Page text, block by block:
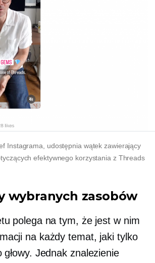
Instagrama, udostępnia wątek zawierający
efektywnego korzystania z Threads
wybranych zasobów
polega na tym, że jest w nim
na każdy temat, jaki tylko
głowy. Jednak znalezienie